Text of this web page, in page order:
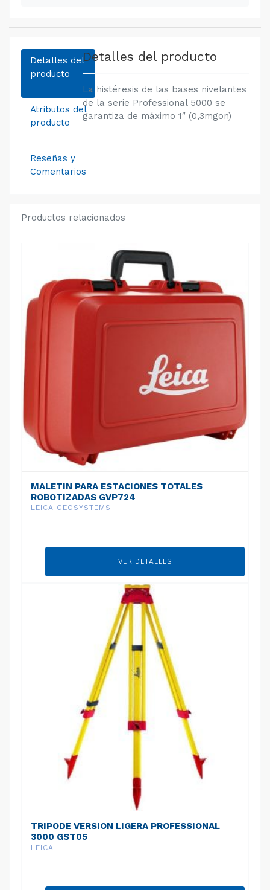
Detalles del
producto
Atributos del
producto
Reseñas y
Comentarios
Detalles del producto
La histéresis de las bases nivelantes
de la serie Professional 5000 se
garantiza de máximo 1″ (0,3mgon)
Productos relacionados
MALETIN PARA ESTACIONES TOTALES
ROBOTIZADAS GVP724
LEICA GEOSYSTEMS
VER DETALLES
TRIPODE VERSION LIGERA PROFESSIONAL
3000 GST05
LEICA